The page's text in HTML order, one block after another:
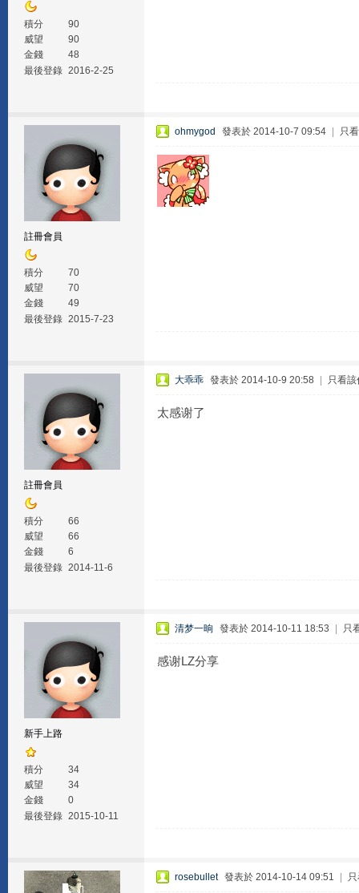
積分
90
威望
90
金錢
48
最後登錄 2016-2-25
註冊會員
積分
70
威望
70
金錢
49
最後登錄 2015-7-23
ohmygod 發表於 2014-10-7 09:54 只
註冊會員
積分
66
威望
66
金錢
6
最後登錄 2014-11-6
大乖乖 發表於 2014-10-9 20:58 只看該
太感谢了
新手上路
積分
34
威望
34
金錢
0
最後登錄 2015-10-11
清梦一晌 發表於 2014-10-11 18:53 只
感谢LZ分享
rosebullet 發表於 2014-10-14 09:51